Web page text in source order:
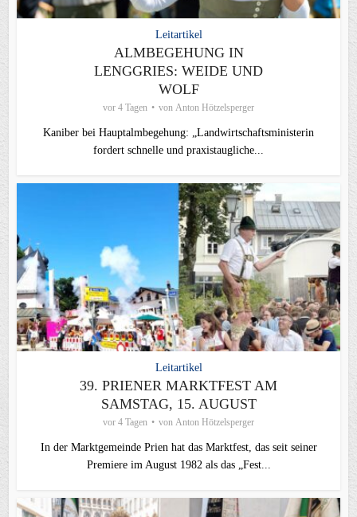
Leitartikel
ALMBEGEHUNG IN
LENGGRIES: WEIDE UND
WOLF
vor 4 Tagen von Anton Hötzelsperger
Kaniber bei Hauptalmbegehung: „Landwirtschaftsministerin
fordert schnelle und praxistaugliche...
Leitartikel
39. PRIENER MARKTFEST AM
SAMSTAG, 15. AUGUST
vor 4 Tagen von Anton Hötzelsperger
In der Marktgemeinde Prien hat das Marktfest, das seit seiner
Premiere im August 1982 als das „Fest...